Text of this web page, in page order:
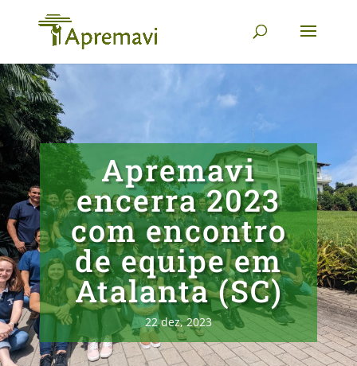
Apremavi
encerra 2023
com encontro
de equipe em
Atalanta (SC)
22 dez, 2023